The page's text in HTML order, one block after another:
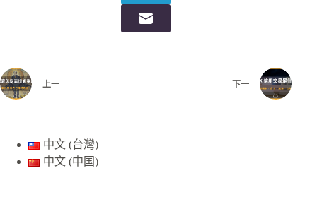
上一 下一
中文 (台灣)
中文 (中国)